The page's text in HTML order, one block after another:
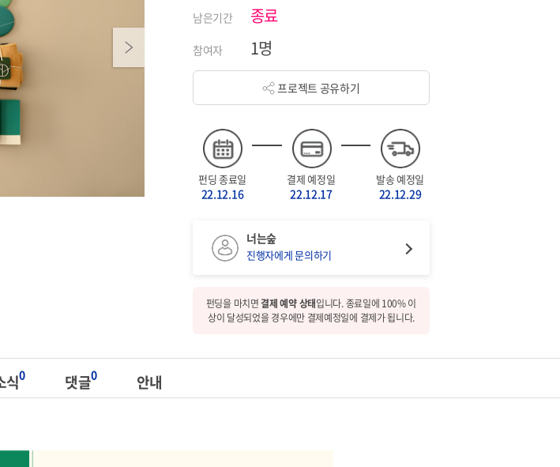
Next
남은기간 종료
참여자 1명
프로젝트 공유하기
펀딩 종료일
22.12.16
결제 예정일
22.12.17
발송 예정일
22.12.29
너는숲
진행자에게 문의하기
펀딩을 마치면결제 예약 상태입니다. 종료일에 100% 이
상이 달성되었을 경우에만 결제예정일에 결제가 됩니다.
식0 댓글0 안내